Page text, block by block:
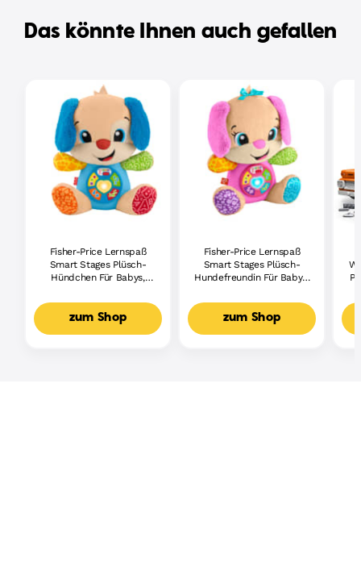
Das könnte Ihnen auch gefallen
Fisher-Price Lernspaß
Smart Stages Plüsch-
Hündchen Für Babys,
Lernspielzeug,
Mehrsprachige Version
zum Shop
Fisher-Price Lernspaß
Smart Stages Plüsch-
Hundefreundin Für Babys,
Lernspielzeug,
Mehrsprachige Version
zum Shop